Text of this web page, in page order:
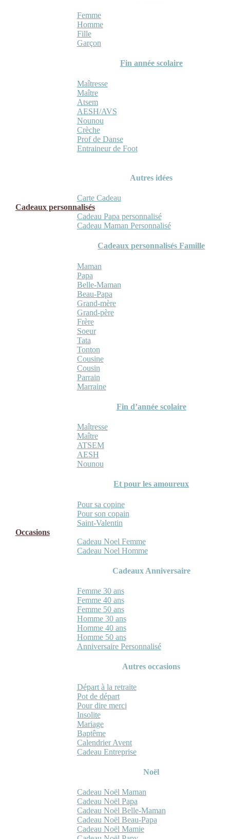
Femme
Homme
Fille
Garçon
Fin année scolaire
Maîtresse
Maître
Atsem
AESH/AVS
Nounou
Crèche
Prof de Danse
Entraineur de Foot
Autres idées
Carte Cadeau
Cadeaux personnalisés
Cadeau Papa personnalisé
Cadeau Maman Personnalisé
Cadeaux personnalisés Famille
Maman
Papa
Belle-Maman
Beau-Papa
Grand-mère
Grand-père
Frère
Soeur
Tata
Tonton
Cousine
Cousin
Parrain
Marraine
Fin d’année scolaire
Maîtresse
Maître
ATSEM
AESH
Nounou
Et pour les amoureux
Pour sa copine
Pour son copain
Saint-Valentin
Occasions
Cadeau Noel Femme
Cadeau Noel Homme
Cadeaux Anniversaire
Femme 30 ans
Femme 40 ans
Femme 50 ans
Homme 30 ans
Homme 40 ans
Homme 50 ans
Anniversaire Personnalisé
Autres occasions
Départ à la retraite
Pot de départ
Pour dire merci
Insolite
Mariage
Baptême
Calendrier Avent
Cadeau Entreprise
Noël
Cadeau Noël Maman
Cadeau Noël Papa
Cadeau Noël Belle-Maman
Cadeau Noël Beau-Papa
Cadeau Noël Mamie